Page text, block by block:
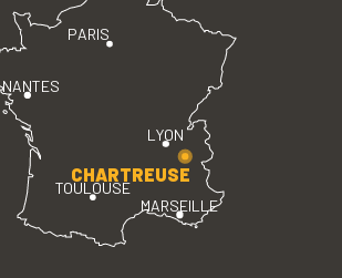
PARIS
LYON
TOULOUSE
MARSEILLE
NANTES
CHARTREUSE